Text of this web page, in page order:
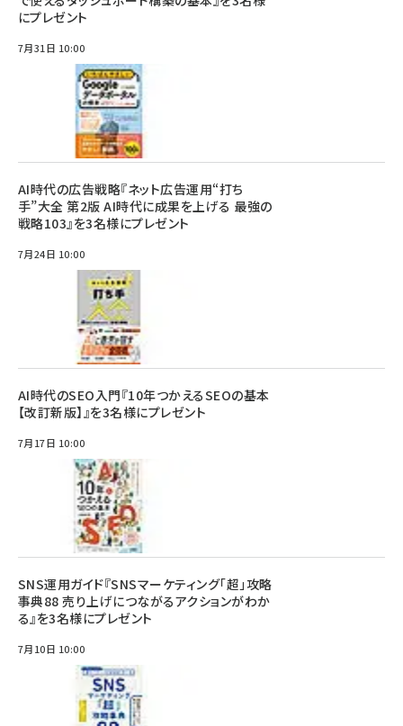
にプレゼント
7月31日 10:00
AI時代の広告戦略『ネット広告運用“打ち
手”大全 第2版 AI時代に成果を上げる 最強の
戦略103』を3名様にプレゼント
7月24日 10:00
AI時代のSEO入門『10年つかえるSEOの基本
【改訂新版】』を3名様にプレゼント
7月17日 10:00
SNS運用ガイド『SNSマーケティング「超」攻略
事典88 売り上げにつながるアクションがわか
る』を3名様にプレゼント
7月10日 10:00